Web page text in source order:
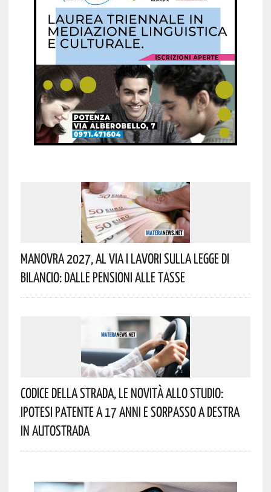
Manovra 2027, Al Via I Lavori Sulla Legge Di
Bilancio: Dalle Pensioni Alle Tasse
Codice Della Strada, Le Novità Allo Studio:
Ipotesi Patente A 17 Anni E Sorpasso A Destra
In Autostrada